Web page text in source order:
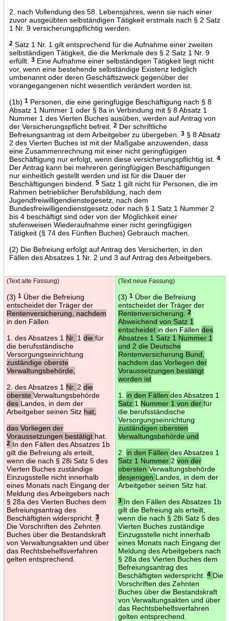
2. nach Vollendung des 58. Lebensjahres, wenn sie nach einer
zuvor ausgeübten selbständigen Tätigkeit erstmals nach § 2 Satz
1 Nr. 9 versicherungspflichtig werden.
2Satz 1 Nr. 1 gilt entsprechend für die Aufnahme einer zweiten
selbständigen Tätigkeit, die die Merkmale des § 2 Satz 1 Nr. 9
erfüllt.
3Eine Aufnahme einer selbständigen Tätigkeit liegt nicht
vor, wenn eine bestehende selbständige Existenz lediglich
umbenannt oder deren Geschäftszweck gegenüber der
vorangegangenen nicht wesentlich verändert worden ist.
(1b) 1Personen, die eine geringfügige Beschäftigung nach § 8
Absatz 1 Nummer 1 oder § 8a in Verbindung mit § 8 Absatz 1
Nummer 1 des Vierten Buches ausüben, werden auf Antrag von
der Versicherungspflicht befreit.
2Der schriftliche
Befreiungsantrag ist dem Arbeitgeber zu übergeben.
3§ 8 Absatz
2 des Vierten Buches ist mit der Maßgabe anzuwenden, dass
eine Zusammenrechnung mit einer nicht geringfügigen
Beschäftigung nur erfolgt, wenn diese versicherungspflichtig ist.
4
Der Antrag kann bei mehreren geringfügigen Beschäftigungen
nur einheitlich gestellt werden und ist für die Dauer der
Beschäftigungen bindend.
5Satz 1 gilt nicht für Personen, die im
Rahmen betrieblicher Berufsbildung, nach dem
Jugendfreiwilligendienstegesetz, nach dem
Bundesfreiwilligendienstgesetz oder nach § 1 Satz 1 Nummer 2
bis 4 beschäftigt sind oder von der Möglichkeit einer
stufenweisen Wiederaufnahme einer nicht geringfügigen
Tätigkeit (§ 74 des Fünften Buches) Gebrauch machen.
(2) Die Befreiung erfolgt auf Antrag des Versicherten, in den
Fällen des Absatzes 1 Nr. 2 und 3 auf Antrag des Arbeitgebers.
(Text alte Fassung)
(3) 1Über die Befreiung
entscheidet der Träger der
Rentenversicherung, nachdem
in den Fällen
1. des Absatzes 1 Nr. 1 die für
die berufsständische
Versorgungseinrichtung
zuständige oberste
Verwaltungsbehörde,
2. des Absatzes 1 Nr. 2 die
oberste Verwaltungsbehörde
des Landes, in dem der
Arbeitgeber seinen Sitz hat,
das Vorliegen der
Voraussetzungen bestätigt hat.
2 In den Fällen des Absatzes 1b
gilt die Befreiung als erteilt,
wenn die nach § 28i Satz 5 des
Vierten Buches zuständige
Einzugsstelle nicht innerhalb
eines Monats nach Eingang der
Meldung des Arbeitgebers nach
§ 28a des Vierten Buches dem
Befreiungsantrag des
Beschäftigten widerspricht.
3
Die Vorschriften des Zehnten
Buches über die Bestandskraft
von Verwaltungsakten und über
das Rechtsbehelfsverfahren
gelten entsprechend.
(Text neue Fassung)
(3) 1Über die Befreiung
entscheidet der Träger der
Rentenversicherung.
2
Abweichend von Satz 1
entscheidet in den Fällen des
Absatzes 1 Satz 1 Nummer 1
und 2 die Deutsche
Rentenversicherung Bund,
nachdem das Vorliegen der
Voraussetzungen bestätigt
worden ist
1. in den Fällen des Absatzes 1
Satz 1 Nummer 1 von der für
die berufsständische
Versorgungseinrichtung
zuständigen obersten
Verwaltungsbehörde und
2. in den Fällen des Absatzes 1
Satz 1 Nummer 2 von der
obersten Verwaltungsbehörde
desjenigen Landes, in dem der
Arbeitgeber seinen Sitz hat.
3 In den Fällen des Absatzes 1b
gilt die Befreiung als erteilt,
wenn die nach § 28i Satz 5 des
Vierten Buches zuständige
Einzugsstelle nicht innerhalb
eines Monats nach Eingang der
Meldung des Arbeitgebers nach
§ 28a des Vierten Buches dem
Befreiungsantrag des
Beschäftigten widerspricht.
4 Die
Vorschriften des Zehnten
Buches über die Bestandskraft
von Verwaltungsakten und über
das Rechtsbehelfsverfahren
gelten entsprechend.